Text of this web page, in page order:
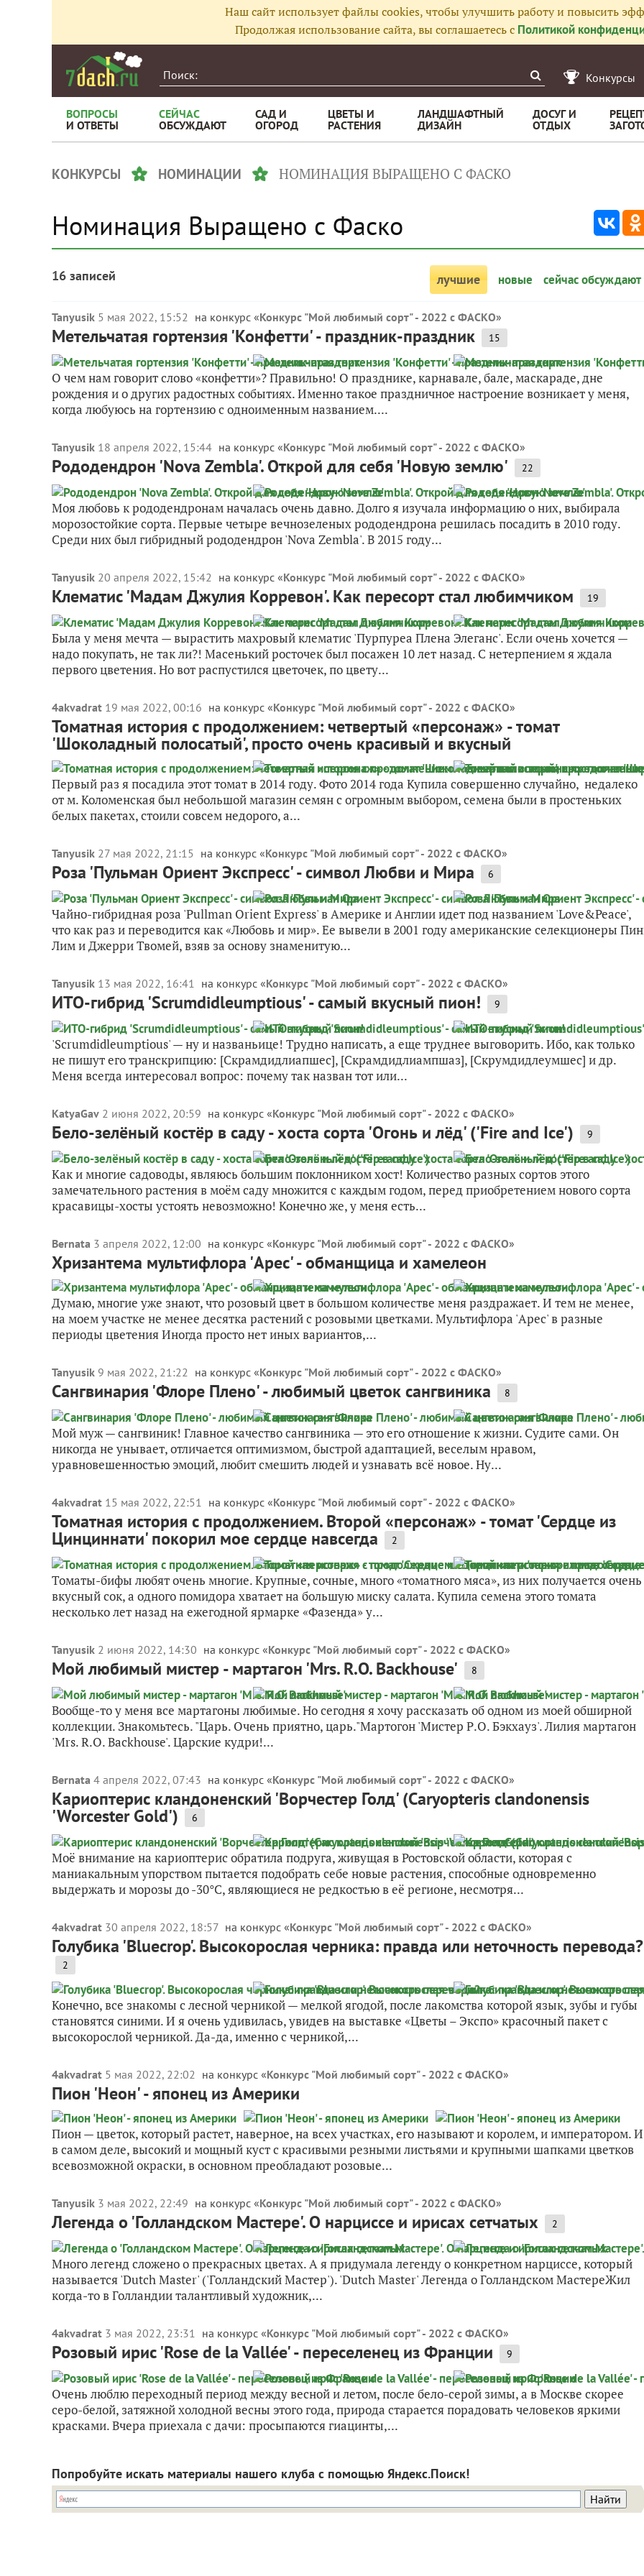
Наш сайт использует файлы cookies, чтобы улучшить работу и повысить
Продолжая использование сайта, вы соглашаетесь с Политикой
Конкурсы
ВОПРОСЫ
И ОТВЕТЫ
СЕЙЧАС
ОБСУЖДАЮТ
САД И
ОГОРОД
ЦВЕТЫ И
РАСТЕНИЯ
ЛАНДШАФТНЫЙ
ДИЗАЙН
ДОСУГ И
ОТДЫХ
КОНКУРСЫ НОМИНАЦИИ НОМИНАЦИЯ ВЫРАЩЕНО С ФАСКО
Номинация Выращено с Фаско
16 записей лучшие новые сейчас обсуждают
Tanyusik 5 мая 2022, 15:52 на конкурс «Конкурс "Мой любимый сорт" - 2022 с ФАСКО»
Метельчатая гортензия 'Конфетти' - праздник-праздник 15
О чем нам говорит слово «конфетти»? Правильно! О празднике, карнавале, бале, маскараде, дне
рождения и о других радостных событиях. Именно такое праздничное настроение возникает у меня,
когда любуюсь на гортензию с одноименным названием....
Tanyusik 18 апреля 2022, 15:44 на конкурс «Конкурс "Мой любимый сорт" - 2022 с ФАСКО»
Рододендрон 'Nova Zembla'. Открой для себя 'Новую землю' 22
Моя любовь к рододендронам началась очень давно. Долго я изучала информацию о них, выбирала
морозостойкие сорта. Первые четыре вечнозеленых рододендрона решилась посадить в 2010 году.
Среди них был гибридный рододендрон 'Nova Zembla'. В 2015 году...
Tanyusik 20 апреля 2022, 15:42 на конкурс «Конкурс "Мой любимый сорт" - 2022 с ФАСКО»
Клематис 'Мадам Джулия Корревон'. Как пересорт стал любимчиком 19
Была у меня мечта — вырастить махровый клематис 'Пурпуреа Плена Элеганс'. Если очень хочется —
надо покупать, не так ли?! Масенький росточек был посажен 10 лет назад. С нетерпением я ждала
первого цветения. Но вот распустился цветочек, по цвету...
4akvadrat 19 мая 2022, 00:16 на конкурс «Конкурс "Мой любимый сорт" - 2022 с ФАСКО»
Томатная история с продолжением: четвертый «персонаж» - томат
'Шоколадный полосатый', просто очень красивый и вкусный
Первый раз я посадила этот томат в 2014 году. Фото 2014 года Купила совершенно случайно, недалеко
от м. Коломенская был небольшой магазин семян с огромным выбором, семена были в простеньких
белых пакетах, стоили совсем недорого, а...
Tanyusik 27 мая 2022, 21:15 на конкурс «Конкурс "Мой любимый сорт" - 2022 с ФАСКО»
Роза 'Пульман Ориент Экспресс' - символ Любви и Мира 6
Чайно-гибридная роза 'Pullman Orient Express' в Америке и Англии идет под названием 'Love&Peace',
что как раз и переводится как «Любовь и мир». Ее вывели в 2001 году американские селекционеры
Лим и Джерри Твомей, взяв за основу знаменитую...
Tanyusik 13 мая 2022, 16:41 на конкурс «Конкурс "Мой любимый сорт" - 2022 с ФАСКО»
ИТО-гибрид 'Scrumdidleumptious' - самый вкусный пион! 9
'Scrumdidleumptious' — ну и названьице! Трудно написать, а еще труднее выговорить. Ибо, как только
не пишут его транскрипцию: [Скрамдидлиапшес], [Скрамдидлиампшаз], [Скрумдидлеумшес] и др.
Меня всегда интересовал вопрос: почему так назван тот или...
KatyaGav 2 июня 2022, 20:59 на конкурс «Конкурс "Мой любимый сорт" - 2022 с ФАСКО»
Бело-зелёный костёр в саду - хоста сорта 'Огонь и лёд' ('Fire and Ice') 9
Как и многие садоводы, являюсь большим поклонником хост! Количество разных сортов этого
замечательного растения в моём саду множится с каждым годом, перед приобретением нового сорта
красавицы-хосты устоять невозможно! Конечно же, у меня есть...
Bernata 3 апреля 2022, 12:00 на конкурс «Конкурс "Мой любимый сорт" - 2022 с ФАСКО»
Хризантема мультифлора 'Арес' - обманщица и хамелеон
Думаю, многие уже знают, что розовый цвет в большом количестве меня раздражает. И тем не менее,
на моем участке не менее десятка растений с розовыми цветками. Мультифлора 'Арес' в разные
периоды цветения Иногда просто нет иных вариантов,...
Tanyusik 9 мая 2022, 21:22 на конкурс «Конкурс "Мой любимый сорт" - 2022 с ФАСКО»
Сангвинария 'Флоре Плено' - любимый цветок сангвиника 8
Мой муж — сангвиник! Главное качество сангвиника — это его отношение к жизни. Судите сами. Он
никогда не унывает, отличается оптимизмом, быстрой адаптацией, веселым нравом,
уравновешенностью эмоций, любит смешить людей и узнавать всё новое. Ну...
4akvadrat 15 мая 2022, 22:51 на конкурс «Конкурс "Мой любимый сорт" - 2022 с ФАСКО»
Томатная история с продолжением. Второй «персонаж» - томат 'Сердце из
Цинциннати' покорил мое сердце навсегда 2
Томаты-бифы любят очень многие. Крупные, сочные, много «томатного мяса», из них получается очень
вкусный сок, а одного помидора хватает на большую миску салата. Купила семена этого томата
несколько лет назад на ежегодной ярмарке «Фазенда» у...
Tanyusik 2 июня 2022, 14:30 на конкурс «Конкурс "Мой любимый сорт" - 2022 с ФАСКО»
Мой любимый мистер - мартагон 'Mrs. R.O. Backhouse' 8
Вообще-то у меня все мартагоны любимые. Но сегодня я хочу рассказать об одном из моей обширной
коллекции. Знакомьтесь. "Царь. Очень приятно, царь."Мартогон 'Мистер Р.О. Бэкхауз'. Лилия мартагон
'Mrs. R.O. Backhouse'. Царские кудри!...
Bernata 4 апреля 2022, 07:43 на конкурс «Конкурс "Мой любимый сорт" - 2022 с ФАСКО»
Кариоптерис кландоненский 'Ворчестер Голд' (Caryopteris clandonensis
'Worcester Gold') 6
Моё внимание на кариоптерис обратила подруга, живущая в Ростовской области, которая с
маниакальным упорством пытается подобрать себе новые растения, способные одновременно
выдержать и морозы до -30°C, являющиеся не редкостью в её регионе, несмотря...
4akvadrat 30 апреля 2022, 18:57 на конкурс «Конкурс "Мой любимый сорт" - 2022 с ФАСКО»
Голубика 'Bluecrop'. Высокорослая черника: правда или неточность перевода?
2
Конечно, все знакомы с лесной черникой — мелкой ягодой, после лакомства которой язык, зубы и губы
становятся синими. И я очень удивилась, увидев на выставке «Цветы – Экспо» красочный пакет с
высокорослой черникой. Да-да, именно с черникой,...
4akvadrat 5 мая 2022, 22:02 на конкурс «Конкурс "Мой любимый сорт" - 2022 с ФАСКО»
Пион 'Неон' - японец из Америки
Пион — цветок, который растет, наверное, на всех участках, его называют и королем, и императором. И
в самом деле, высокий и мощный куст с красивыми резными листьями и крупными шапками цветков
всевозможной окраски, в основном преобладают розовые...
Tanyusik 3 мая 2022, 22:49 на конкурс «Конкурс "Мой любимый сорт" - 2022 с ФАСКО»
Легенда о 'Голландском Мастере'. О нарциссе и ирисах сетчатых 2
Много легенд сложено о прекрасных цветах. А я придумала легенду о конкретном нарциссе, который
называется 'Dutch Master' ('Голландский Мастер'). 'Dutch Master' Легенда о Голландском МастереЖил
когда-то в Голландии талантливый художник,...
4akvadrat 3 мая 2022, 23:31 на конкурс «Конкурс "Мой любимый сорт" - 2022 с ФАСКО»
Розовый ирис 'Rose de la Vallée' - переселенец из Франции 9
Очень люблю переходный период между весной и летом, после бело-серой зимы, а в Москве скорее
серо-белой, затяжной холодной весны этого года, природа старается порадовать человеков яркими
красками. Вчера приехала с дачи: просыпаются гиацинты,...
Попробуйте искать материалы нашего клуба с помощью Яндекс.Поиск!